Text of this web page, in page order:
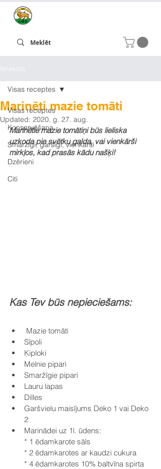
Ieraksts
Visas receptes
Konservēšana
Smaržīgi, garšīgi, vienkārši
Dzērieni
Citi
Visas receptes
Marinēti mazie tomāti
Updated: 2020. g. 27. aug.
Marinētie mazie tomātiņi būs lieliska
uzkoda pie svētku galda, vai vienkārši
mirkļos, kad prasās kādu našķi!
Kas Tev būs nepieciešams:
Mazie tomāti
Sīpoli
Ķiploki
Melnie pipari
Smaržīgie pipari
Lauru lapas
Dilles
Garšvielu maisījums Deko 1 vai Deko
2
Marinādei uz 1l. ūdens:
* 1 ēdamkarote sāls
* 2 ēdamkarotes ar kaudzi cukura
* 4 ēdamkarotes 10% baltvīna spirta